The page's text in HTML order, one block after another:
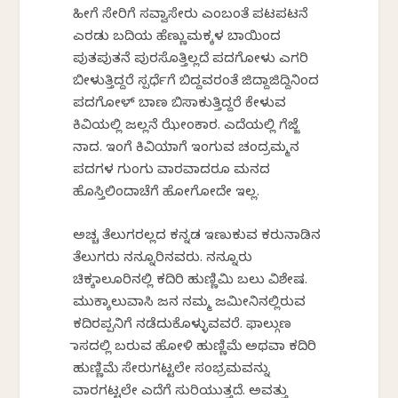
ಹೀಗೆ ಸೇರಿಗೆ ಸವ್ವಾಸೇರು ಎಂಬಂತೆ ಪಟಪಟನೆ
ಎರಡು ಬದಿಯ ಹೆಣ್ಣುಮಕ್ಕಳ‌ ಬಾಯಿಂದ
ಪುತಪುತನೆ ಪುರಸೊತ್ತಿಲ್ಲದೆ ಪದಗೋಳು ಎಗರಿ
ಬೀಳುತ್ತಿದ್ದರೆ ಸ್ಪರ್ಧೆಗೆ ಬಿದ್ದವರಂತೆ ಜಿದ್ದಾಜಿದ್ದಿನಿಂದ
ಪದಗೋಳ್ ಬಾಣ ಬಿಸಾಕುತ್ತಿದ್ದರೆ ಕೇಳುವ
ಕಿವಿಯಲ್ಲಿ ಜಲ್ಲನೆ ಝೇಂಕಾರ. ಎದೆಯಲ್ಲಿ ಗೆಜ್ಜೆ
ನಾದ. ಇಂಗೆ ಕಿವಿಯಾಗೆ ಇಂಗುವ ಚಂದ್ರಮ್ಮನ
ಪದಗಳ ಗುಂಗು ವಾರವಾದರೂ ಮನದ
ಹೊಸ್ತಿಲಿಂದಾಚೆಗೆ ಹೋಗೋದೇ ಇಲ್ಲ.
ಅಚ್ಚ ತೆಲುಗರಲ್ಲದ ಕನ್ನಡ ಇಣುಕುವ ಕರುನಾಡಿನ
ತೆಲುಗರು ನನ್ನೂರಿನವರು. ನನ್ನೂರು
ಚಿಕ್ಕಮಾಲೂರಿನಲ್ಲಿ ಕದಿರಿ ಹುಣ್ಣಿಮಿ ಬಲು ವಿಶೇಷ.
ಮುಕ್ಕಾಲುವಾಸಿ ಜನ‌ ನಮ್ಮ ಜಮೀನಿನಲ್ಲಿರುವ
ಕದಿರಪ್ಪನಿಗೆ ನಡೆದುಕೊಳ್ಳುವವರೆ. ಫಾಲ್ಗುಣ
ಮಾಸದಲ್ಲಿ ಬರುವ ಹೋಳಿ ಹುಣ್ಣಿಮೆ ಅಥವಾ ಕದಿರಿ
ಹುಣ್ಣಿಮೆ ಸೇರುಗಟ್ಟಲೇ ಸಂಭ್ರಮವನ್ನು
ವಾರಗಟ್ಟಲೇ ಎದೆಗೆ ಸುರಿಯುತ್ತದೆ.‌ ಅವತ್ತು